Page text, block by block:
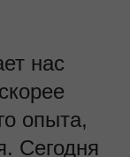
нас
опыта,
Сегодня